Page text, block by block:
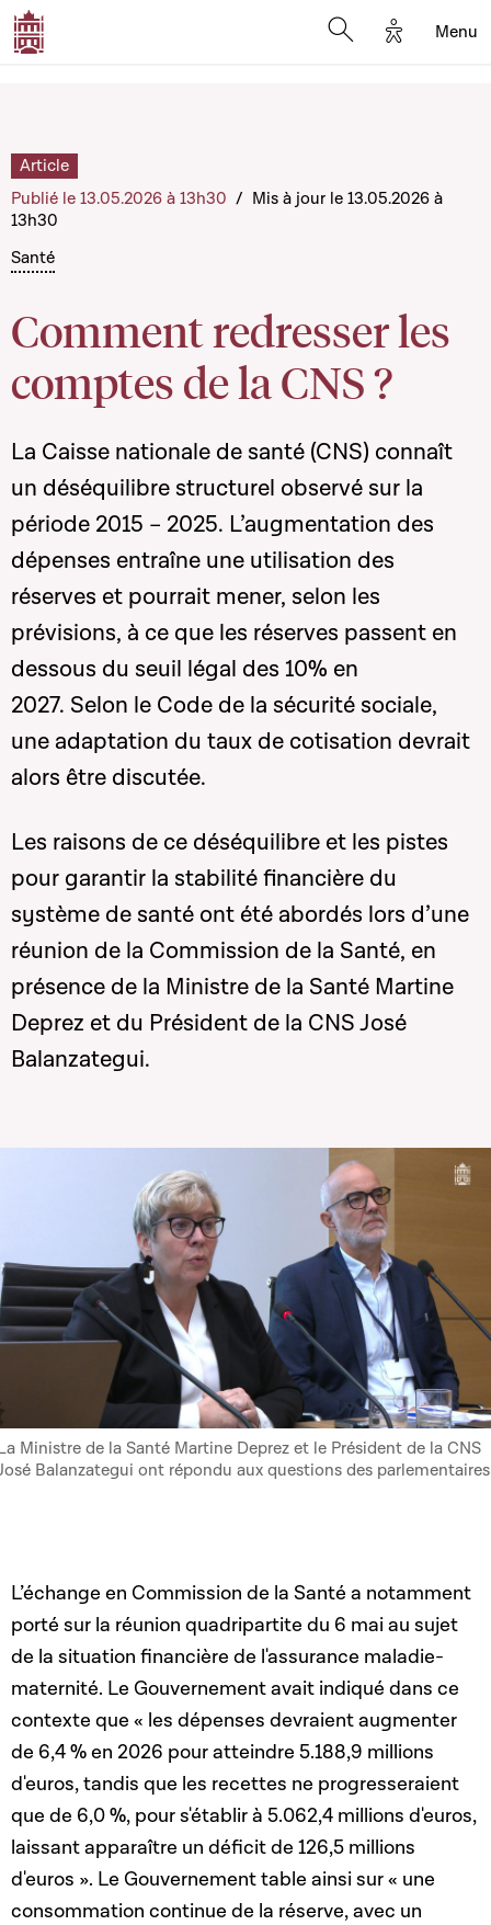
Options
Menu
Santé
Comment redresser les
comptes de la CNS ?
Article
Publié le 13.05.2026 à 13h30 / Mis à jour le 13.05.2026 à
13h30
La Caisse nationale de santé (CNS) connaît
un déséquilibre structurel observé sur la
période 2015 – 2025. L’augmentation des
dépenses entraîne une utilisation des
réserves et pourrait mener, selon les
prévisions, à ce que les réserves passent en
dessous du seuil légal des 10% en
2027. Selon le Code de la sécurité sociale,
une adaptation du taux de cotisation devrait
alors être discutée.
Les raisons de ce déséquilibre et les pistes
pour garantir la stabilité financière du
système de santé ont été abordés lors d’une
réunion de la Commission de la Santé, en
présence de la Ministre de la Santé Martine
Deprez et du Président de la CNS José
Balanzategui.
Ministre de la Santé Martine Deprez et le Président de la CNS
Balanzategui ont répondu aux questions des parlementaires
L’échange en Commission de la Santé a notamment
porté sur la réunion quadripartite du 6 mai au sujet
de la situation financière de l'assurance maladie-
maternité. Le Gouvernement avait indiqué dans ce
contexte que « les dépenses devraient augmenter
de 6,4 % en 2026 pour atteindre 5.188,9 millions
d'euros, tandis que les recettes ne progresseraient
que de 6,0 %, pour s'établir à 5.062,4 millions d'euros,
laissant apparaître un déficit de 126,5 millions
d'euros ». Le Gouvernement table ainsi sur « une
consommation continue de la réserve, avec un